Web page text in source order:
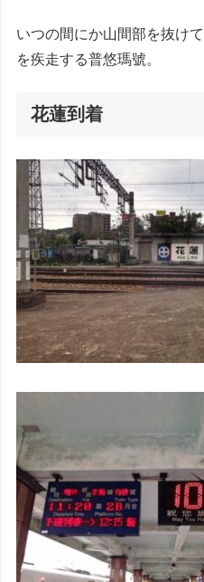
いつの間にか山間部を抜け
を疾走する普悠瑪號。
花蓮到着